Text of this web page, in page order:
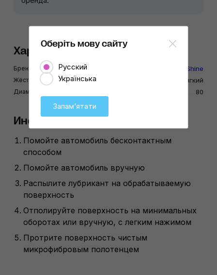
Характеристики
Бренд MaxShine
Жёсткость автоскраба Мягкий
Диаметр, мм 80
Инструкция
Помойте автомобиль бесконтактным
способом
Помойте автомобиль вручную
Распылите лубрикант на обрабатываемую
поверхность
Отполируйте поверхность на минимальных
оборотах или вручную, с легким нажимом
Протрите поверхность чистым
микрофибровым полотенцем
Оберіть мову сайту
Русский
Українська
Запамʼятати